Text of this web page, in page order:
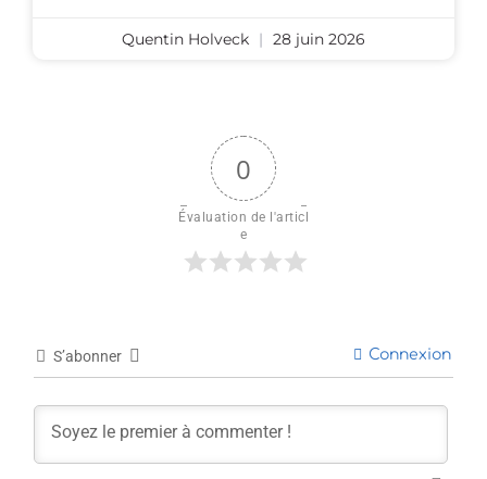
Quentin Holveck 28 juin 2026
0
Évaluation de l'articl
e
S’abonner Connexion